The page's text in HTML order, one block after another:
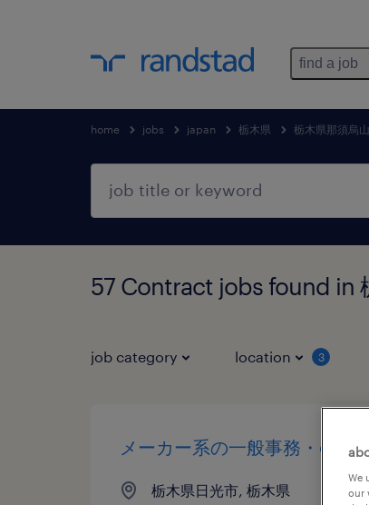
find a job
home jobs japan 栃木県 栃木県那須烏
57 Contract jobs found in
job category location 3
メーカー系の一般事務・oa事
栃木県日光市, 栃木県
We
our